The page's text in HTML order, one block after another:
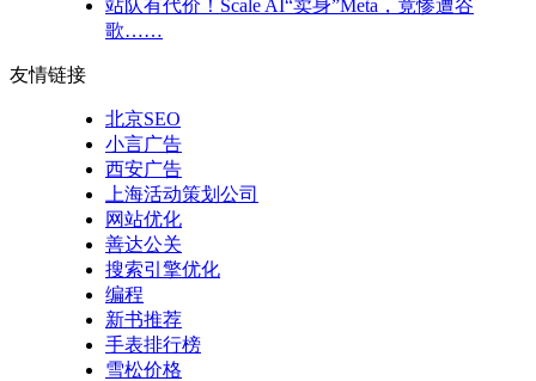
站队有代价！Scale AI“卖身”Meta，竟惨遭谷
歌……
友情链接
北京SEO
小言广告
西安广告
上海活动策划公司
网站优化
善达公关
搜索引擎优化
编程
新书推荐
手表排行榜
雪松价格